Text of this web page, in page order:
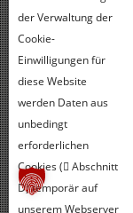
der Verwaltung der
Cookie-
Einwilligungen für
diese Website
werden Daten aus
unbedingt
erforderlichen
Cookies ( Abschnitt
D) temporär auf
unserem Webserver